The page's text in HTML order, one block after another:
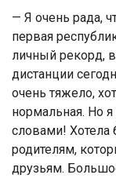
— Я очень рада,
первая
личный рекорд,
дистанции
очень тяжело,
нормальная. Но
словами! Хотела
родителям,
друзьям.